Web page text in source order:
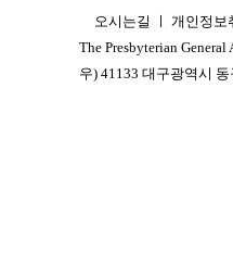
오시는길 ㅣ 개인정보
The Presbyterian
우) 41133 대구광역시